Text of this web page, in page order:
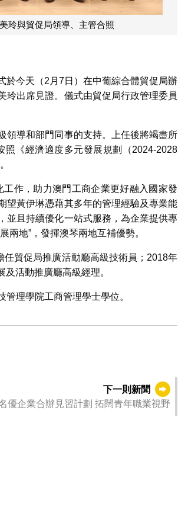
宣誓就職
於今天（2月7日）在中葡綜合體貿促局辦
玲出席見證。儀式由貿促局行政管理委員
領導和部門同事的支持。上任後將竭盡所
《經濟適度多元發展規劃（2024-2028
作，助力澳門工商企業更好融入國家發
望黃伊琳憑藉其多年的管理經驗及專業能
並且持續優化一站式服務，為企業提供專
兩地”，發揮澳琴兩地互補優勢。
貿促局推廣活動廳高級技術員；2018年
活動推廣廳高級經理。
理學院工商管理學士學位。
下一則新聞
【對接1+4發展策略】勞工局與內地名優企業合辦見習計劃 拓闊青年職業視野